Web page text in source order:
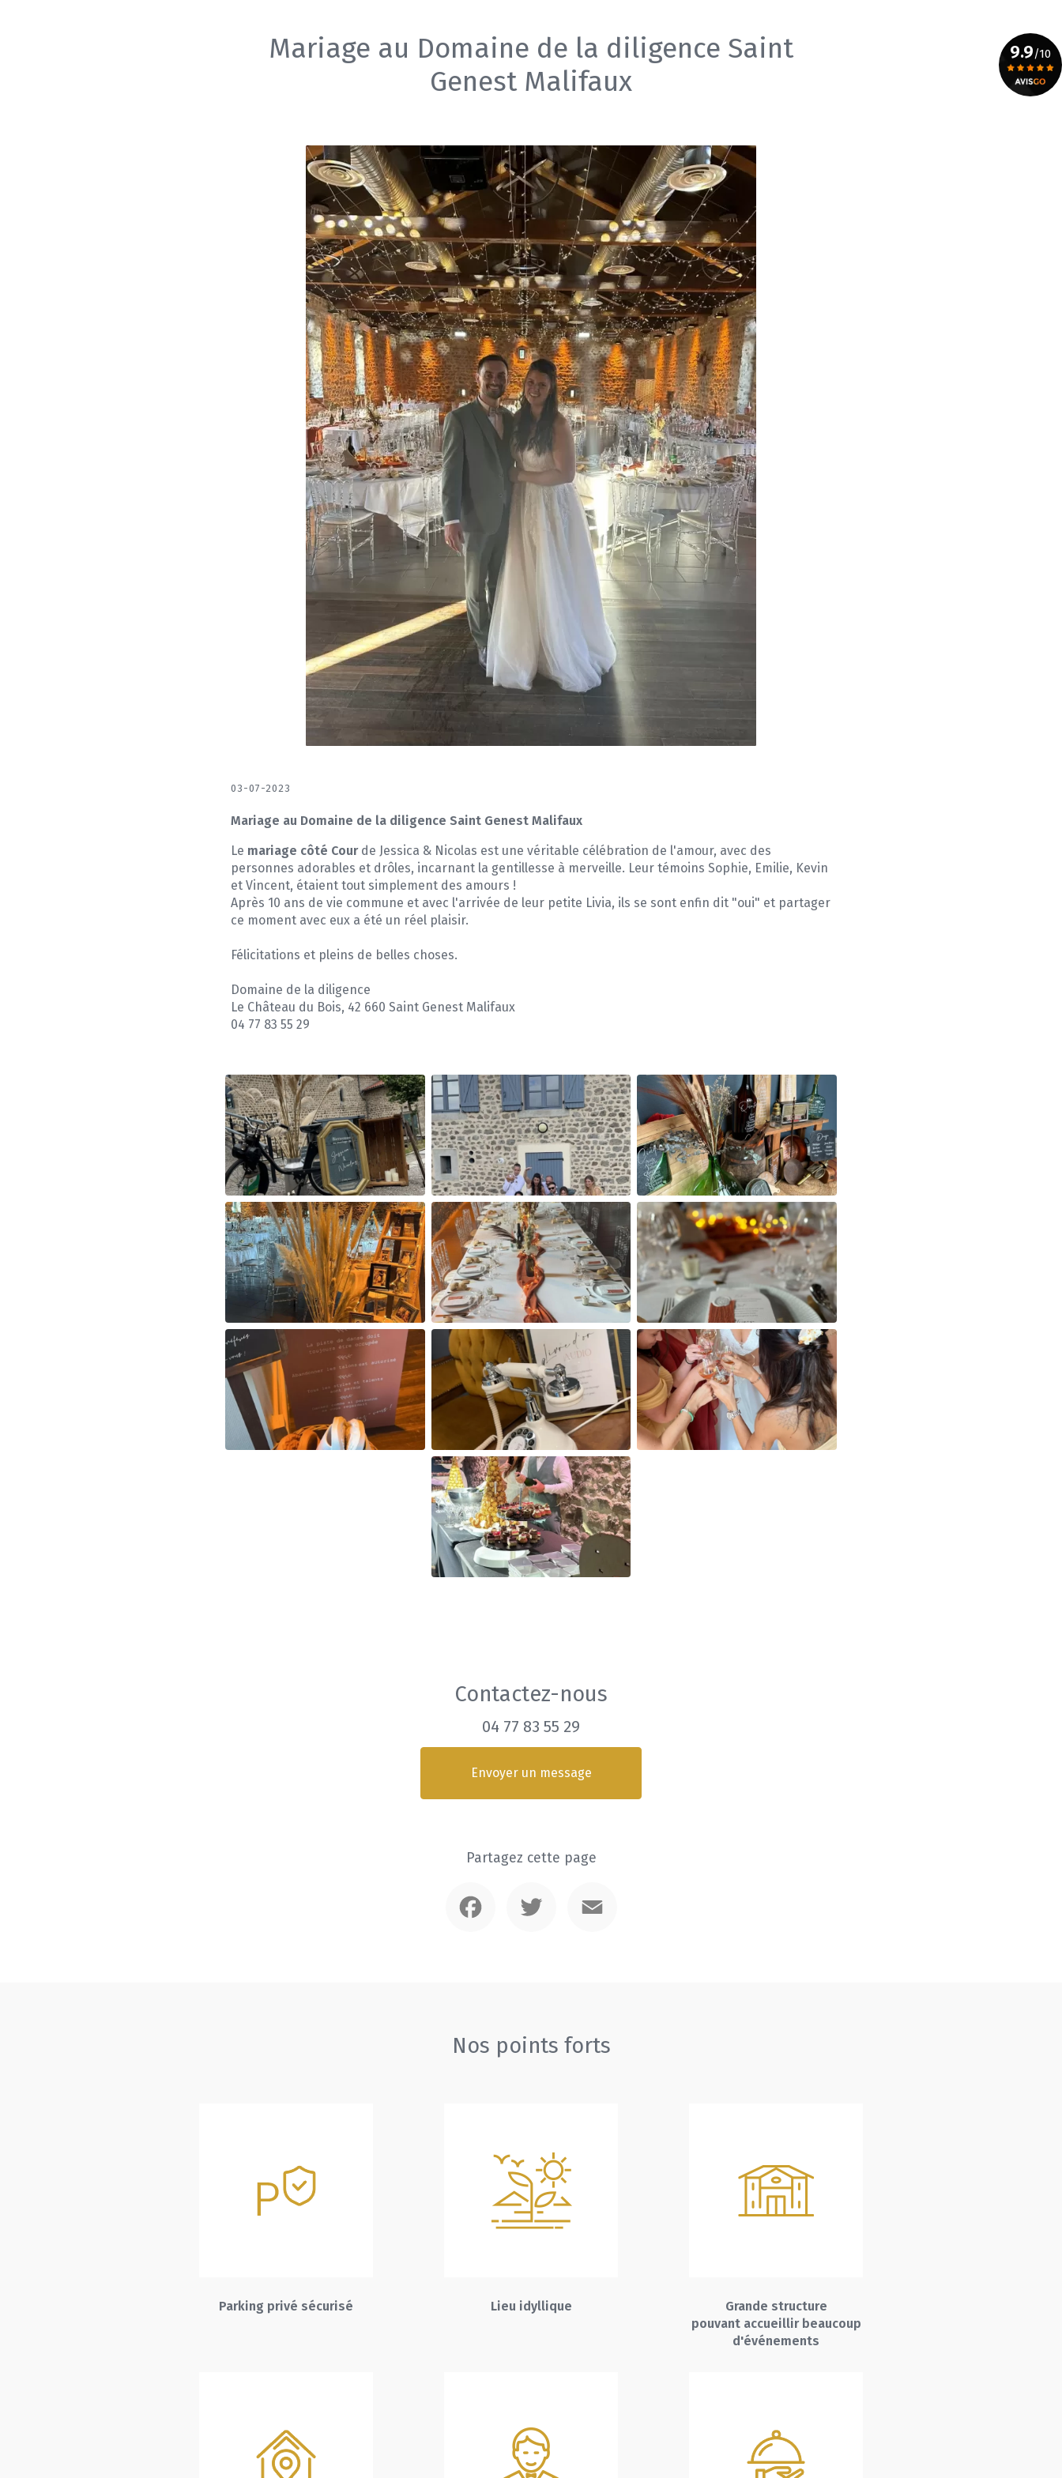
9.9/10
Mariage au Domaine de la diligence Saint
Genest Malifaux
03-07-2023
Mariage au Domaine de la diligence Saint Genest Malifaux
Le mariage côté Courde Jessica & Nicolas est une véritable célébration de l'amour, avec des
personnes adorables et drôles, incarnant la gentillesse à merveille. Leur témoins Sophie, Emilie, Kevin
et Vincent, étaient tout simplement des amours !
Après 10 ans de vie commune et avec l'arrivée de leur petite Livia, ils se sont enfin dit "oui" et partager
ce moment avec eux a été un réel plaisir.
Félicitations et pleins de belles choses.
Domaine de la diligence
Le Château du Bois, 42 660 Saint Genest Malifaux
04 77 83 55 29
Contactez-nous
04 77 83 55 29
Envoyer un message
Partagez cette page
Nos points forts
Parking privé sécurisé Lieu idyllique
Grande structure
pouvant accueillir beaucoup
d'événements